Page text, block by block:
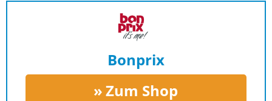
Bonprix
Zum Shop